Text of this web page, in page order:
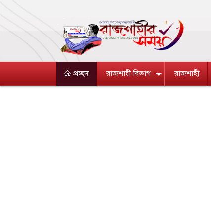
প্রচ্ছদ রাজশাহী বিভাগ রাজশাহী